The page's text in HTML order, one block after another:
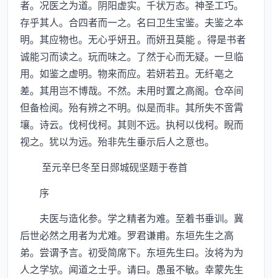
者。况医之为道。阴阳虚实。千状万态。神圣工巧。
存乎其人。合四者而一之。名曰卫生宝鉴。夫鉴之本
明。其应物也。无心乎妍丑。而妍丑莫能 。得是书者
诚能习而读之。玩而味之。了然于心而无疑。一旦临
用。如鉴之虚明。物来而应。若妍若丑。无纤亳之
差。其用岂不博哉。不然。未用时置之高阁。仓卒间
但备检阅。殆有辨之不明。似是而非。其所失不啻霄
壤。诗云。伐柯伐柯。其则不远。执柯以伐柯。睨而
视之。犹以为远。殆非先生垂示后人之意也。
至元辛巳冬至日郧城砚坚题于卷首
序
夫医与造化参。学之精者为难。至着书垂训。冀
后世必然之用者为尤难。罗君谦甫。东垣先生之高
弟。尝谓予言。初受简席下。东垣先生曰。汝将为为
人之学欤。闻道之士乎。请曰。愚虽不敏。幸蒙先生